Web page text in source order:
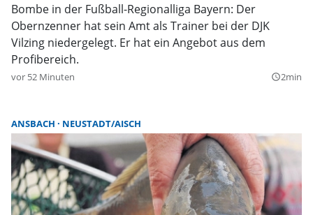
Bombe in der Fußball-Regionalliga Bayern: Der
Obernzenner hat sein Amt als Trainer bei der DJK
Vilzing niedergelegt. Er hat ein Angebot aus dem
Profibereich.
vor 52 Minuten query_builder2min
ANSBACH NEUSTADT/AISCH